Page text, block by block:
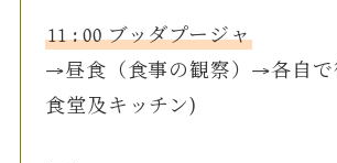
11 : 00 ブッダプージャ
→昼食（食事の観察）→各自で
食堂及キッチン)